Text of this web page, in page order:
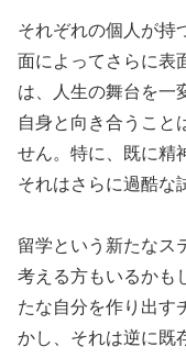
それぞれの個人が持
面によってさらに表
は、人生の舞台を一
自身と向き合うこと
せん。特に、既に精
それはさらに過酷な
留学という新たなス
考える方もいるかも
たな自分を作り出す
かし、それは逆に既